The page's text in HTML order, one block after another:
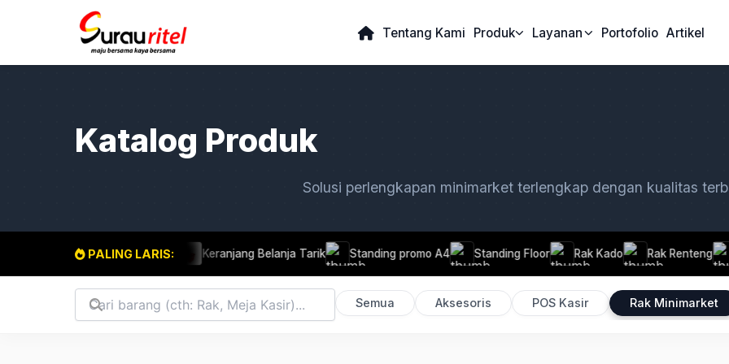
Tentang Kami Produk Layanan Portofolio Artikel
Katalog Produk
Solusi perlengkapan minimarket terlengkap dengan kualitas
PALING LARIS:
Kasir Omni Keranjang Belanja Tarik Standing promo A4 Standing Floor Rak Kado Rak Renteng Keranjang
Semua Aksesoris POS Kasir Rak Minimarket